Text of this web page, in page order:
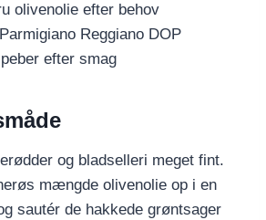
olivenolie efter behov
Reggiano DOP
efter smag
og bladselleri meget fint.
mængde olivenolie op i en
sautér de hakkede grøntsager